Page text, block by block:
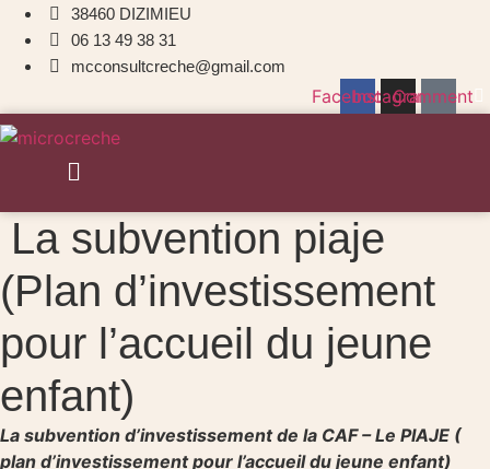
38460 DIZIMIEU
06 13 49 38 31
mcconsultcreche@gmail.com
FacebookInstagramComment
Menu
La subvention piaje
(Plan d’investissement
pour l’accueil du jeune
enfant)
La subvention d’investissement de la CAF – Le PIAJE (
plan d’investissement pour l’accueil du jeune enfant)